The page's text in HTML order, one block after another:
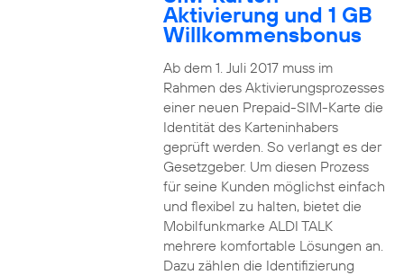
Aktivierung und 1 GB
Willkommensbonus
Ab dem 1. Juli 2017 muss im
Rahmen des Aktivierungsprozesses
einer neuen Prepaid-SIM-Karte die
Identität des Karteninhabers
geprüft werden. So verlangt es der
Gesetzgeber. Um diesen Prozess
für seine Kunden möglichst einfach
und flexibel zu halten, bietet die
Mobilfunkmarke ALDI TALK
mehrere komfortable Lösungen an.
Dazu zählen die Identifizierung